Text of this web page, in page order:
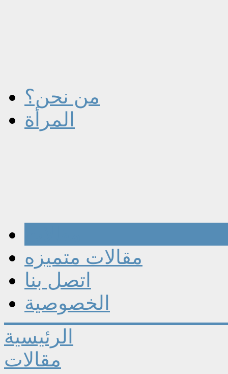
من نحن؟
المرأة
مقالات متميزه
اتصل بنا
الخصوصية
الرئيسية
مقالات